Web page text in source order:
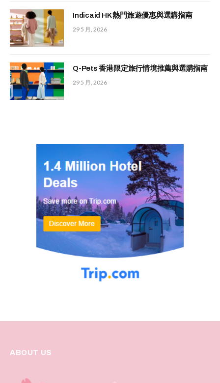
Indicaid HK 熱門旅遊優惠與選購指南
29 5 月, 2026
Q-Pets 香港限定旅行情境推薦與選購指南
29 5 月, 2026
ABOUT US